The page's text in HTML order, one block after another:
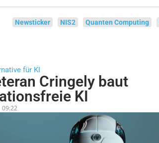
Newsticker NIS2 Quanten Computing
für KI
Cringely baut
KI
09:22